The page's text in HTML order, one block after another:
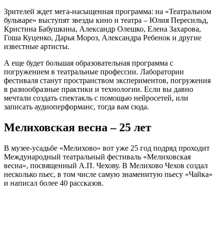
Зрителей ждет мега-насыщенная программа: на «Театральном
бульваре» выступят звезды кино и театра – Юлия Пересильд,
Кристина Бабушкина, Александр Олешко, Елена Захарова,
Гоша Куценко, Дарья Мороз, Александра Ребенок и другие
известные артисты.
А еще будет большая образовательная программа с
погружением в театральные профессии. Лаборатории
фестиваля станут пространством экспериментов, погружения
в разнообразные практики и технологии. Если вы давно
мечтали создать спектакль с помощью нейросетей, или
записать аудиоперформанс, тогда вам сюда.
Мелиховская весна – 25 лет
В музее-усадьбе «Мелихово» вот уже 25 год подряд проходит
Международный театральный фестиваль «Мелиховская
весна», посвященный А.П. Чехову. В Мелихово Чехов создал
несколько пьес, в том числе самую знаменитую пьесу «Чайка»
и написал более 40 рассказов.